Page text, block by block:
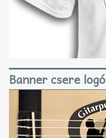
Banner csere logó